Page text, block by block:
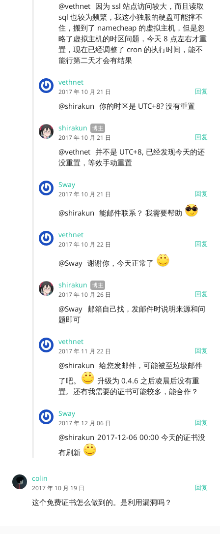
@vethnet 因为 ssl 站点访问较大，而且读取
sql 也较为频繁，我这小独服的硬盘可能撑不
住，搬到了 namecheap 的虚拟主机，但是忽
略了虚拟主机的时区问题，今天 8 点左右才重
置，现在已经调整了 cron 的执行时间，能不
能行第二天才会有结果
vethnet
回复
2017 年 10 月 21 日
@shirakun 你的时区是 UTC+8? 没有重置
shirakun
回复
2017 年 10 月 21 日
@vethnet 并不是 UTC+8, 已经发现今天的还
没重置，等效手动重置
Sway
回复
2017 年 10 月 21 日
@shirakun 能邮件联系？ 我需要帮助
vethnet
回复
2017 年 10 月 22 日
@Sway 谢谢你，今天正常了
shirakun
回复
2017 年 10 月 26 日
@Sway 邮箱自己找，发邮件时说明来源和问
题即可
vethnet
回复
2017 年 11 月 22 日
@shirakun 给您发邮件，可能被至垃圾邮件
了吧。
升级为 0.4.6 之后凌晨后没有重
置。还有我需要的证书可能较多，能合作？
Sway
回复
2017 年 12 月 06 日
@shirakun 2017-12-06 00:00 今天的证书没
有刷新
colin
回复
2017 年 10 月 19 日
这个免费证书怎么做到的。是利用漏洞吗？